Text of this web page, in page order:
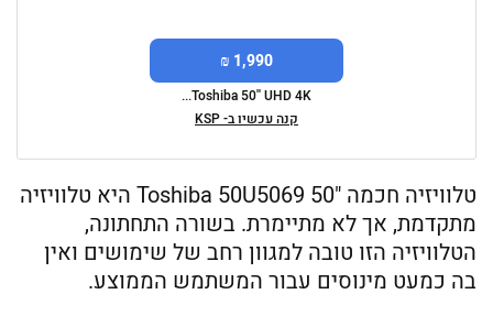
1,990 ₪
Toshiba 50'' UHD 4K...
קנה עכשיו ב- KSP
טלוויזיה חכמה "50 Toshiba 50U5069 היא טלוויזיה
מתקדמת, אך לא מתיימרת. בשורה התחתונה,
הטלוויזיה הזו טובה למגוון רחב של שימושים ואין
בה כמעט מינוסים עבור המשתמש הממוצע.